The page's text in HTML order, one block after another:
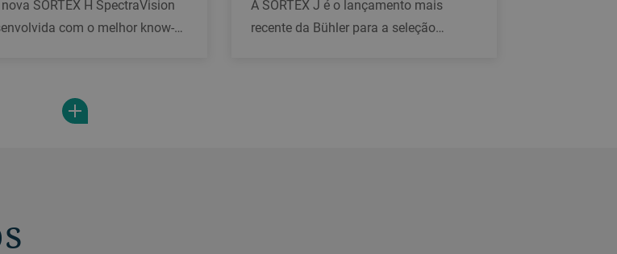
SORTEX H SpectraVision
com o melhor know-
experiência em seleção óptica, a
oferece três benefícios
A SORTEX J é o lançamento mais
recente da Bühler para a seleção